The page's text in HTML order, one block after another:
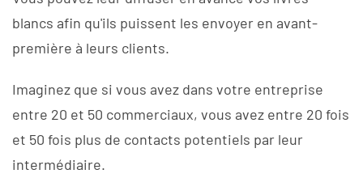
blancs afin qu'ils puissent les envoyer en avant-
première à leurs clients.
Imaginez que si vous avez dans votre entreprise
entre 20 et 50 commerciaux, vous avez entre 20 fois
et 50 fois plus de contacts potentiels par leur
intermédiaire.